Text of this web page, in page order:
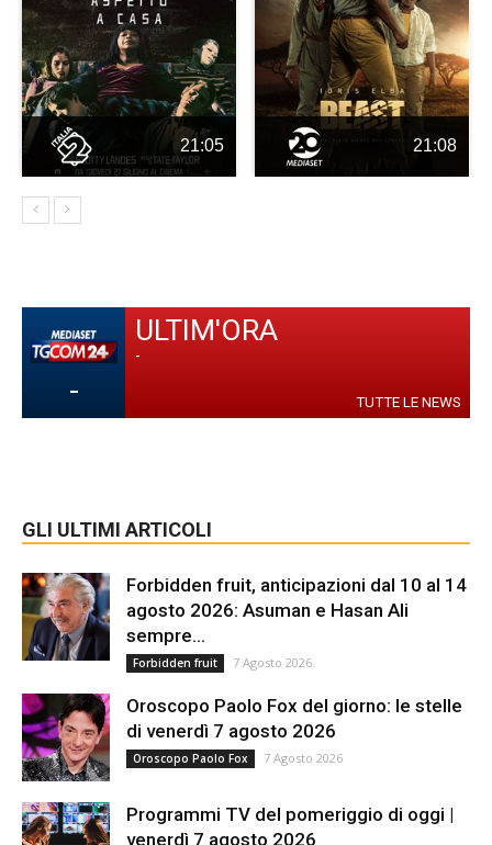
21:05 21:08
-
ULTIM'ORA
-
TUTTE LE NEWS
GLI ULTIMI ARTICOLI
Forbidden fruit, anticipazioni dal 10 al 14
agosto 2026: Asuman e Hasan Ali
sempre...
Forbidden fruit 7 Agosto 2026
Oroscopo Paolo Fox del giorno: le stelle
di venerdì 7 agosto 2026
Oroscopo Paolo Fox 7 Agosto 2026
Programmi TV del pomeriggio di oggi |
venerdì 7 agosto 2026